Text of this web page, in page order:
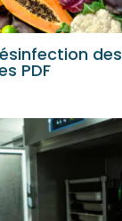
des
PDF